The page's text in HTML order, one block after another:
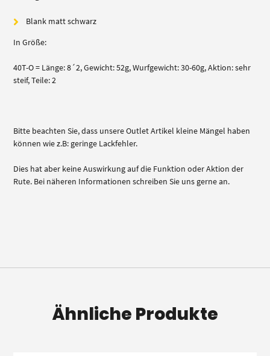
Blank matt schwarz
In Größe:
40T-O = Länge: 8´2, Gewicht: 52g, Wurfgewicht: 30-60g, Aktion: sehr
steif, Teile: 2
Bitte beachten Sie, dass unsere Outlet Artikel kleine Mängel haben
können wie z.B: geringe Lackfehler.
Dies hat aber keine Auswirkung auf die Funktion oder Aktion der
Rute. Bei näheren Informationen schreiben Sie uns gerne an.
Ähnliche Produkte